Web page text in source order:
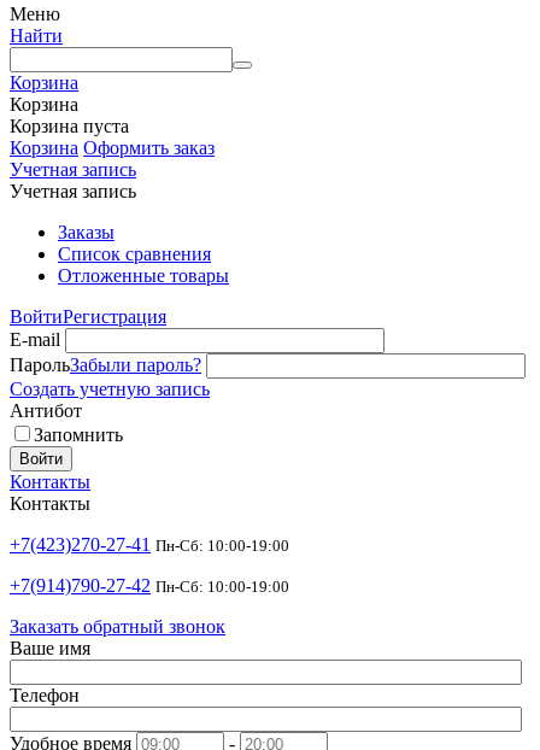
Меню
Найти
Корзина
Корзина
Корзина пуста
Корзина Оформить заказ
Учетная запись
Учетная запись
Заказы
Список сравнения
Отложенные товары
ВойтиРегистрация
E-mail
ПарольЗабыли пароль?
Создать учетную запись
Антибот
Запомнить
Войти
Контакты
Контакты
+7(423)270-27-41 Пн-Сб: 10:00-19:00
+7(914)790-27-42 Пн-Сб: 10:00-19:00
Заказать обратный звонок
Ваше имя
Телефон
Удобное время -